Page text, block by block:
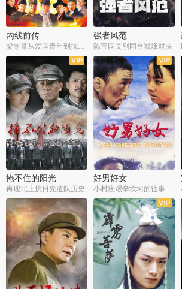
内线前传 强者风范
陈宝国吴刚同台巅峰对决
全38集
掩不住的阳光
再现北上抗日先遣队历史
全9集
好男好女
小村庄艰辛坎坷的往事
全37集
全40集